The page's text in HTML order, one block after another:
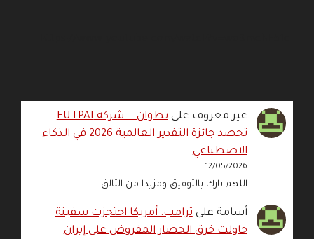
غير معروف على
تطوان … شركة FUTPAI
تحصد جائزة التقدير العالمية 2026 في الذكاء
الاصطناعي
12/05/2026
اللهم بارك بالتوفيق ومزيدا من التالق.
أسامة علىترامب: أمريكا احتجزت سفينة
حاولت خرق الحصار المفروض على إيران